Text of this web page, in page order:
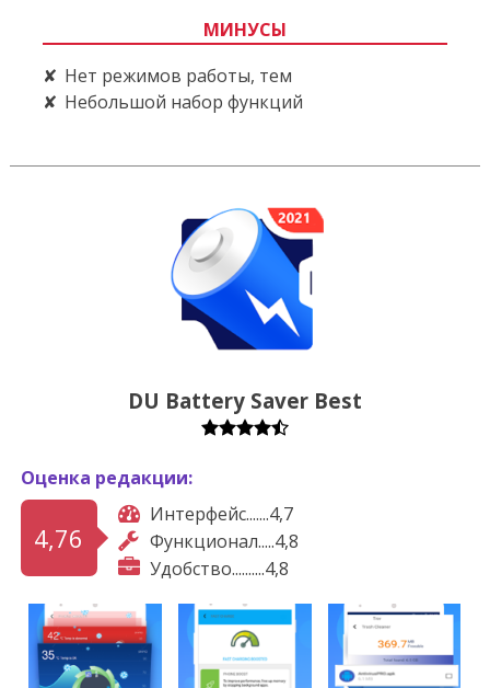
МИНУСЫ
Нет режимов работы, тем
Небольшой набор функций
DU Battery Saver Best
Оценка редакции:
4,76
Интерфейс.......4,7
Функционал.....4,8
Удобство..........4,8